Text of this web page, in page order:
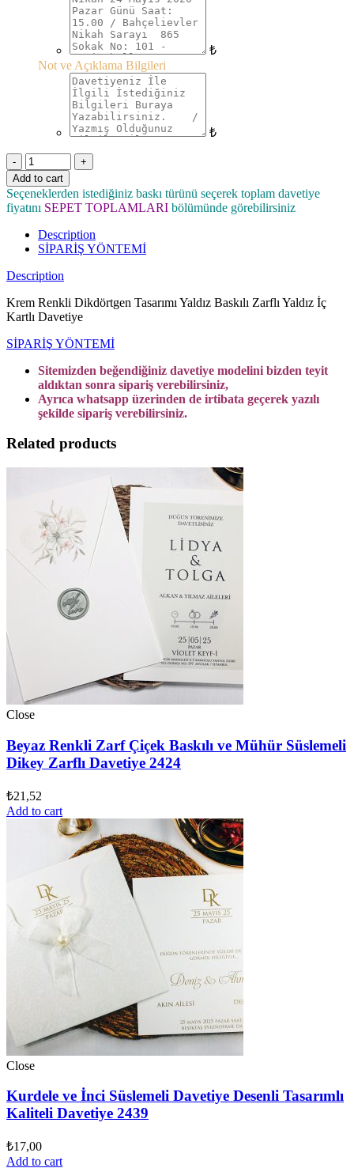
₺
Not ve Açıklama Bilgileri
₺
Quantity
Add to cart
Seçeneklerden istediğiniz baskı türünü seçerek toplam davetiye
fiyatını SEPET TOPLAMLARI bölümünde görebilirsiniz
Description
SİPARİŞ YÖNTEMİ
Description
Krem Renkli Dikdörtgen Tasarımı Yaldız Baskılı Zarflı Yaldız İç
Kartlı Davetiye
SİPARİŞ YÖNTEMİ
Sitemizden beğendiğiniz davetiye modelini bizden teyit
aldıktan sonra sipariş verebilirsiniz,
Ayrıca whatsapp üzerinden de irtibata geçerek yazılı
şekilde sipariş verebilirsiniz.
Related products
Close
Beyaz Renkli Zarf Çiçek Baskılı ve Mühür Süslemeli
Dikey Zarflı Davetiye 2424
₺21,52
Add to cart
Close
Kurdele ve İnci Süslemeli Davetiye Desenli Tasarımlı
Kaliteli Davetiye 2439
₺17,00
Add to cart